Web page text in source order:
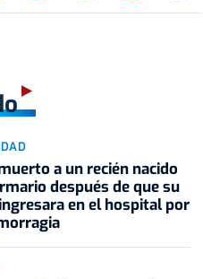
a un recién nacido
después de que su
en el hospital por